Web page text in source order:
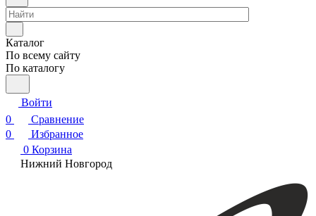
Каталог
По всему сайту
По каталогу
Войти
0
Сравнение
0
Избранное
0 Корзина
Нижний Новгород